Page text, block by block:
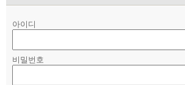
아이디
비밀번호
- 바로보기
- 찾아보기